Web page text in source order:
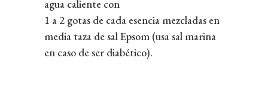
agua caliente con
1 a 2 gotas de cada esencia mezcladas en
media taza de sal Epsom (usa sal marina
en caso de ser diabético).